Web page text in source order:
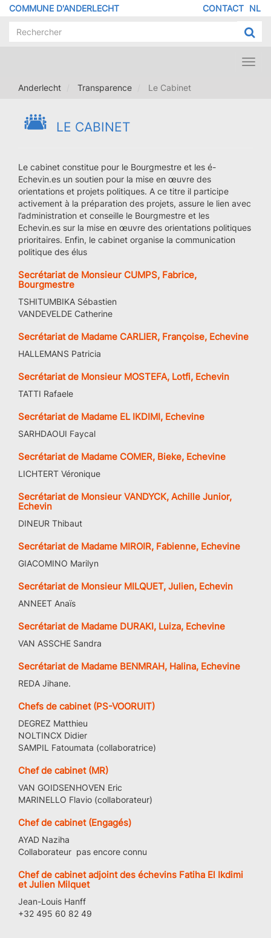
Aller
contenu
COMMUNE D'ANDERLECHT NL
DE
CONTACT
Anderlecht
Transparence Le Cabinet
LE CABINET
Le cabinet constitue pour le Bourgmestre et les é-
Echevin.es un soutien pour la mise en œuvre des
orientations et projets politiques. A ce titre il participe
activement à la préparation des projets, assure le lien avec
l’administration et conseille le Bourgmestre et les
Echevin.es sur la mise en œuvre des orientations politiques
prioritaires. Enfin, le cabinet organise la communication
politique des élus
Secrétariat de Monsieur CUMPS, Fabrice,
Bourgmestre
TSHITUMBIKA Sébastien
VANDEVELDE Catherine
Secrétariat de Madame CARLIER, Françoise, Echevine
HALLEMANS Patricia
Secrétariat de Monsieur MOSTEFA, Lotfi, Echevin
TATTI Rafaele
Secrétariat de Madame EL IKDIMI, Echevine
SARHDAOUI Faycal
Secrétariat de Madame COMER, Bieke, Echevine
LICHTERT Véronique
Secrétariat de Monsieur VANDYCK, Achille Junior,
Echevin
DINEUR Thibaut
Secrétariat de Madame MIROIR, Fabienne, Echevine
GIACOMINO Marilyn
Secrétariat de Monsieur MILQUET, Julien, Echevin
ANNEET Anaïs
Secrétariat de Madame DURAKI, Luiza, Echevine
VAN ASSCHE Sandra
Secrétariat de Madame BENMRAH, Halina, Echevine
REDA Jihane.
Chefs de cabinet (PS-VOORUIT)
DEGREZ Matthieu
NOLTINCX Didier
SAMPIL Fatoumata (collaboratrice)
Chef de cabinet (MR)
VAN GOIDSENHOVEN Eric
MARINELLO Flavio (collaborateur)
Chef de cabinet (Engagés)
AYAD Naziha
Collaborateur pas encore connu
Chef de cabinet adjoint des échevins Fatiha El Ikdimi
et Julien Milquet
Jean-Louis Hanff
+32 495 60 82 49